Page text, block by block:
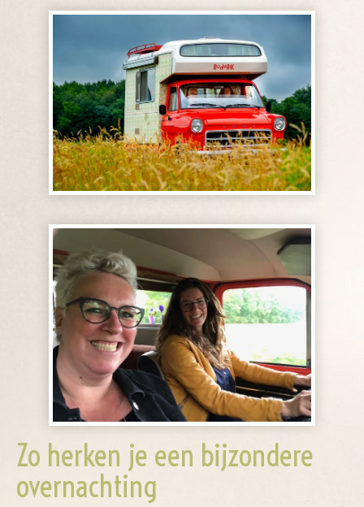
Zo herken je een bijzondere
overnachting